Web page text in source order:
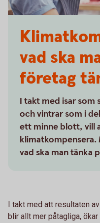
vad ska
företag
I takt med isar som
och vintrar som i
ett minne blott, vill
klimatkompensera.
vad ska man tänka
I takt med att resultaten
blir allt mer påtagliga,